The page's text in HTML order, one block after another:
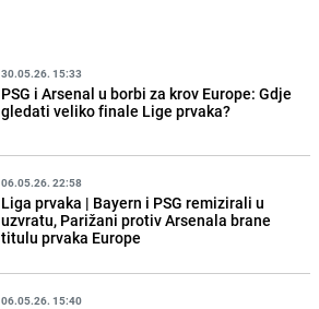
30.05.26. 15:33
PSG i Arsenal u borbi za krov Europe: Gdje
gledati veliko finale Lige prvaka?
06.05.26. 22:58
Liga prvaka | Bayern i PSG remizirali u
uzvratu, Parižani protiv Arsenala brane
titulu prvaka Europe
06.05.26. 15:40